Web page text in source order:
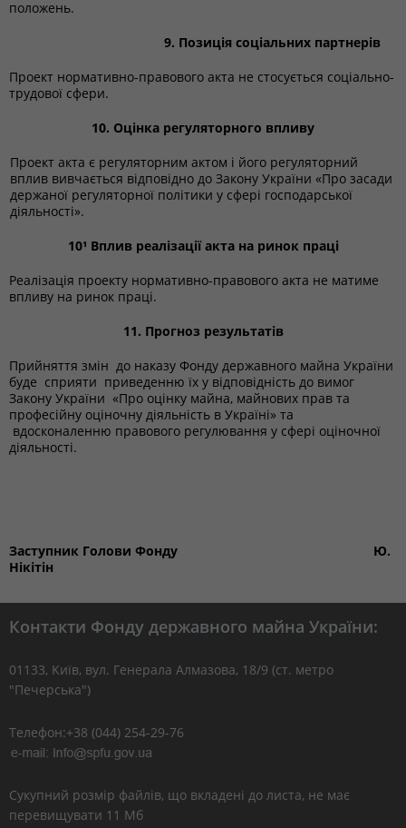
положень.
9. Позиція соціальних партнерів
Проект нормативно-правового акта не стосується соціально-
трудової сфери.
10. Оцінка регуляторного впливу
Проект акта є регуляторним актом і його регуляторний
вплив вивчається відповідно до Закону України «Про засади
держаної регуляторної політики у сфері господарської
діяльності».
10¹ Вплив реалізації акта на ринок праці
Реалізація проекту нормативно-правового акта не матиме
впливу на ринок праці.
11. Прогноз результатів
Прийняття змін до наказу Фонду державного майна України
буде сприяти приведенню їх у відповідність до вимог
Закону України «Про оцінку майна, майнових прав та
професійну оціночну діяльність в Україні» та
вдосконаленню правового регулювання у сфері оціночної
діяльності.
Заступник Голови Фонду Ю.
Нікітін
Контакти Фонду державного майна України:
01133, Kиїв, вул. Генерала Алмазова, 18/9 (ст. метро
"Печерська")
Телефон:+38 (044) 254-29-76
Сукупний розмір файлів, що вкладені до листа, не має
перевищувати 11 Мб